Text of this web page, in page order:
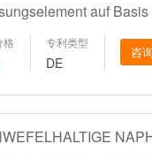
格 专利类型
DE
咨